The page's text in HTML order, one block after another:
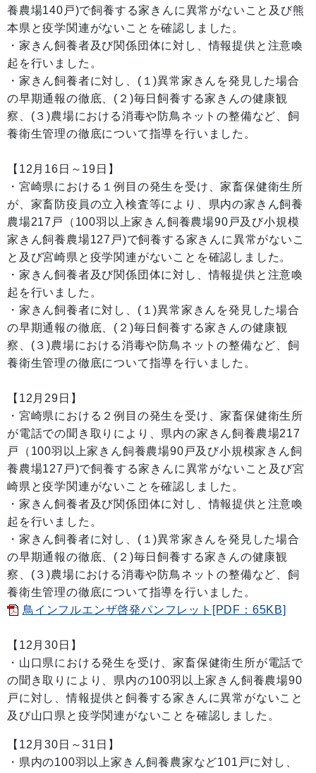
養農場140戸)で飼養する家きんに異常がないこと及び熊
本県と疫学関連がないことを確認しました。
・家きん飼養者及び関係団体に対し、情報提供と注意喚
起を行いました。
・家きん飼養者に対し、(１)異常家きんを発見した場合
の早期通報の徹底、(２)毎日飼養する家きんの健康観
察、(３)農場における消毒や防鳥ネットの整備など、飼
養衛生管理の徹底について指導を行いました。
【12月16日～19日】
・宮崎県における１例目の発生を受け、家畜保健衛生所
が、家畜防疫員の立入検査等により、県内の家きん飼養
農場217戸（100羽以上家きん飼養農場90戸及び小規模
家きん飼養農場127戸)で飼養する家きんに異常がないこ
と及び宮崎県と疫学関連がないことを確認しました。
・家きん飼養者及び関係団体に対し、情報提供と注意喚
起を行いました。
・家きん飼養者に対し、(１)異常家きんを発見した場合
の早期通報の徹底、(２)毎日飼養する家きんの健康観
察、(３)農場における消毒や防鳥ネットの整備など、飼
養衛生管理の徹底について指導を行いました。
【12月29日】
・宮崎県における２例目の発生を受け、家畜保健衛生所
が電話での聞き取りにより、県内の家きん飼養農場217
戸（100羽以上家きん飼養農場90戸及び小規模家きん飼
養農場127戸)で飼養する家きんに異常がないこと及び宮
崎県と疫学関連がないことを確認しました。
・家きん飼養者及び関係団体に対し、情報提供と注意喚
起を行いました。
・家きん飼養者に対し、(１)異常家きんを発見した場合
の早期通報の徹底、(２)毎日飼養する家きんの健康観
察、(３)農場における消毒や防鳥ネットの整備など、飼
養衛生管理の徹底について指導を行いました。
鳥インフルエンザ啓発パンフレット[PDF：65KB]
【12月30日】
・山口県における発生を受け、家畜保健衛生所が電話で
の聞き取りにより、県内の100羽以上家きん飼養農場90
戸に対し、情報提供と飼養する家きんに異常がないこと
及び山口県と疫学関連がないことを確認しました。
【12月30日～31日】
・県内の100羽以上家きん飼養農家など101戸に対し、